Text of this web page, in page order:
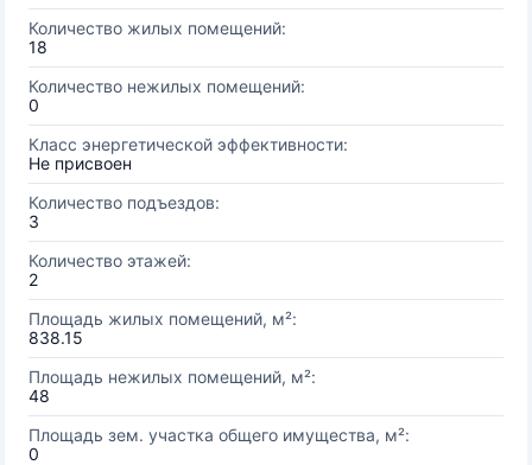
Количество жилых помещений:
18
Количество нежилых помещений:
0
Класс энергетической эффективности:
Не присвоен
Количество подъездов:
3
Количество этажей:
2
Площадь жилых помещений, м²:
838.15
Площадь нежилых помещений, м²:
48
Площадь зем. участка общего имущества, м²:
0